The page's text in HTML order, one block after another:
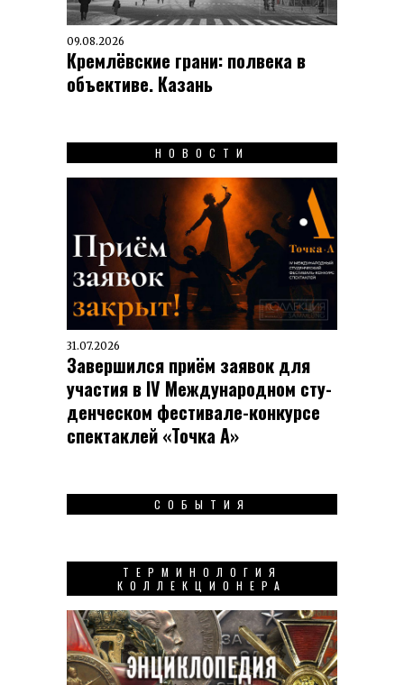
09.08.2026
Кремлёвские грани: полвека в
объективе. Казань
НОВОСТИ
31.07.2026
Завершился приём заявок для
участия в IV Меж­ду­на­род­ном сту­
ден­чес­ком фес­ти­вале-кон­кур­се
спек­таклей «Точка А»
СОБЫТИЯ
ТЕРМИНОЛОГИЯ
КОЛЛЕКЦИОНЕРА